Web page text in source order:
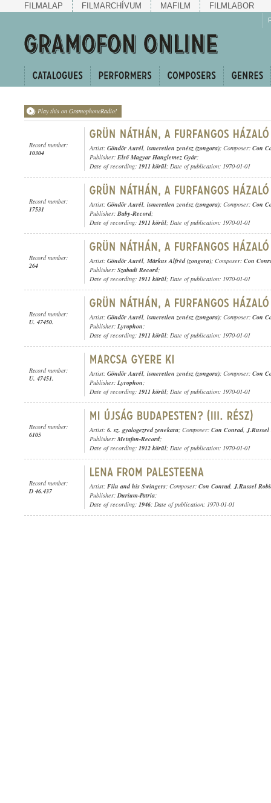
FILMALAP FILMARCHÍVUM MAFILM FILMLABOR
Play this on GramophoneRadio!
Record number:
10304
Artist: Göndör Aurél, ismeretlen zenész (zongora); Composer: Con
Publisher: Első Magyar Hanglemez Gyár;
Date of recording: 1911 körül; Date of publication: 1970-01-01
Record number:
17531
Artist: Göndör Aurél, ismeretlen zenész (zongora); Composer: Con
Publisher: Baby-Record;
Date of recording: 1911 körül; Date of publication: 1970-01-01
Record number:
264
Artist: Göndör Aurél, Márkus Alfréd (zongora); Composer: Con
Publisher: Szabadi Record;
Date of recording: 1911 körül; Date of publication: 1970-01-01
Record number:
U. 47450.
Artist: Göndör Aurél, ismeretlen zenész (zongora); Composer: Con
Publisher: Lyrophon;
Date of recording: 1911 körül; Date of publication: 1970-01-01
Record number:
U. 47451.
Artist: Göndör Aurél, ismeretlen zenész (zongora); Composer: Con
Publisher: Lyrophon;
Date of recording: 1911 körül; Date of publication: 1970-01-01
Record number:
6105
Artist: 6. sz. gyalogezred zenekara; Composer: Con Conrad,J.Russel
Publisher: Metafon-Record;
Date of recording: 1912 körül; Date of publication: 1970-01-01
Record number:
D 46.437
Artist: Filu and his Swingers; Composer: Con Conrad,J.Russel
Publisher:Durium-Patria;
Date of recording: 1946; Date of publication: 1970-01-01